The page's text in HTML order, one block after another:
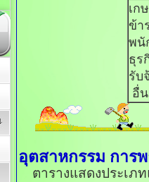
เก
ข้า
พนั
ธุร
รับ
อื่
อุตสาหกรรม การ
ตารางแสดงประเภ